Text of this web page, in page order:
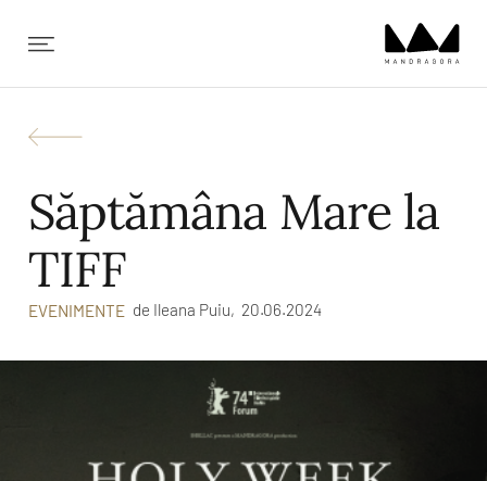
Săptămâna Mare la
TIFF
EVENIMENTE de Ileana Puiu, 20.06.2024